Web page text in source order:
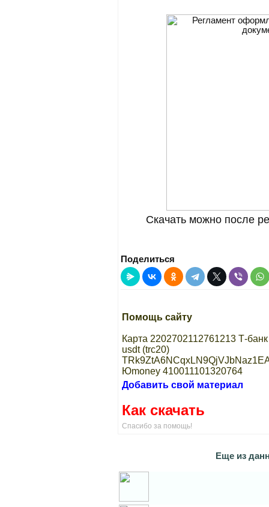
Скачать можно после
Поделиться
Помощь сайту
Карта 2202702112761213 Т-банк
usdt (trc20)
Юmoney 410011101320764
Добавить свой материал
Как скачать
Спасибо за помощь!
Eще из